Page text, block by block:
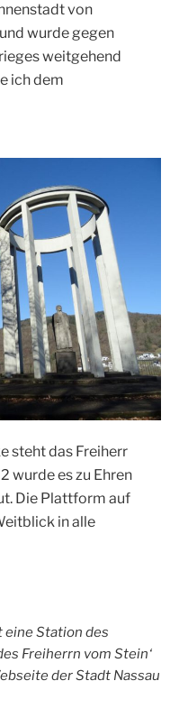
von
wurde gegen
weitgehend
ich dem
steht das Freiherr
wurde es zu Ehren
Die Plattform auf
in alle
eine Station des
Freiherrn vom Stein‘
der Stadt Nassau